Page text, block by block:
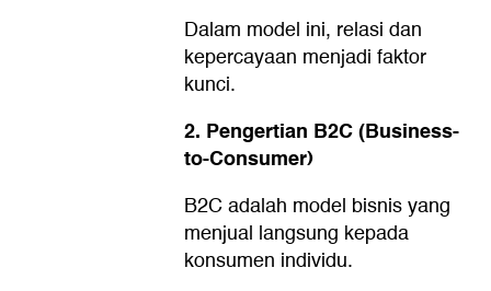
Dalam model ini, relasi dan
kepercayaan menjadi faktor
kunci.
2. Pengertian B2C (Business-
to-Consumer)
B2C adalah model bisnis yang
menjual langsung kepada
konsumen individu.